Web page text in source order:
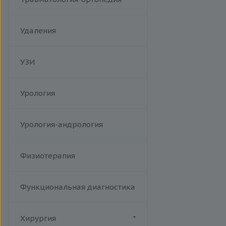
Удаления
УЗИ
Урология
Урология-андрология
Физиотерапия
Функциональная диагностика
Хирургия